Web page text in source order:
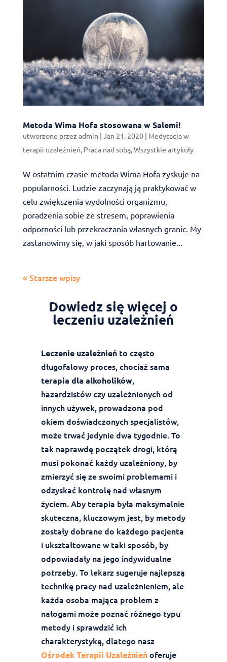
Metoda Wima Hofa stosowana w Salemi!
utworzone przez admin | Jan 21, 2020| Medytacja w
terapii uzależnień, Praca nad sobą,Wszystkie artykuły
W ostatnim czasie metoda Wima Hofa zyskuje na
popularności. Ludzie zaczynają ją praktykować w
celu zwiększenia wydolności organizmu,
poradzenia sobie ze stresem, poprawienia
odporności lub przekraczania własnych granic. My
zastanowimy się, w jaki sposób hartowanie...
« Starsze wpisy
Dowiedz się więcej o
leczeniu uzależnień
Leczenie uzależnieńto często
długofalowy proces, chociaż sama
terapia dla alkoholików,
hazardzistów czy uzależnionych od
innych używek, prowadzona pod
okiem doświadczonych specjalistów,
może trwać jedynie dwa tygodnie. To
tak naprawdę początek drogi, którą
musi pokonać każdy uzależniony, by
zmierzyć się ze swoimi problemami i
odzyskać kontrolę nad własnym
życiem. Aby terapia była maksymalnie
skuteczna, kluczowym jest, by metody
zostały dobrane do każdego pacjenta
i ukształtowane w taki sposób, by
odpowiadały na jego indywidualne
potrzeby. To lekarz sugeruje najlepszą
technikę pracy nad uzależnieniem, ale
każda osoba mająca problem z
nałogami może poznać różnego typu
metody i sprawdzić ich
charakterystykę, dlatego nasz
Ośrodek Terapii Uzależnieńoferuje